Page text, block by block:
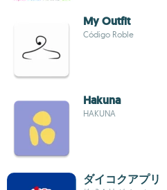
My Outfit
Código Roble
Hakuna
HAKUNA
ダイコクアプリ